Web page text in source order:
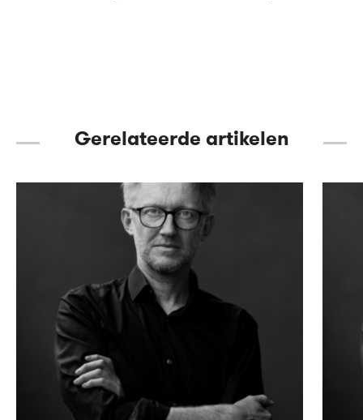
Gerelateerde artikelen